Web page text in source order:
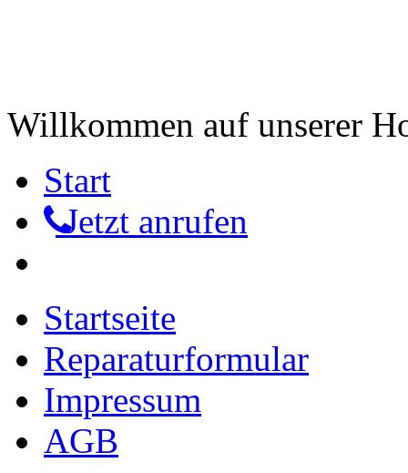
Willkommen auf unserer
Start
Jetzt anrufen
Startseite
Reparaturformular
Impressum
AGB